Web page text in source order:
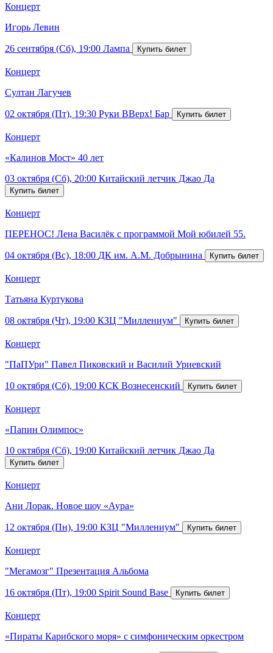
Концерт
Игорь Левин
26 сентября (Сб), 19:00 Лампа
Концерт
Султан Лагучев
02 октября (Пт), 19:30 Руки ВВерх! Бар
Концерт
«Калинов Мост» 40 лет
03 октября (Сб), 20:00 Китайский летчик Джао Да
Концерт
ПЕРЕНОС! Лена Василёк с программой Мой юбилей 55.
04 октября (Вс), 18:00 ДК им. А.М. Добрынина
Концерт
Татьяна Куртукова
08 октября (Чт), 19:00 КЗЦ "Миллениум"
Концерт
"ПаПУри" Павел Пиковский и Василий Уриевский
10 октября (Сб), 19:00 КСК Вознесенский
Концерт
«Папин Олимпос»
10 октября (Сб), 19:00 Китайский летчик Джао Да
Концерт
Ани Лорак. Новое шоу «Аура»
12 октября (Пн), 19:00 КЗЦ "Миллениум"
Концерт
"Мегамозг" Презентация Альбома
16 октября (Пт), 19:00 Spirit Sound Base
Концерт
«Пираты Карибского моря» с симфоническим оркестром